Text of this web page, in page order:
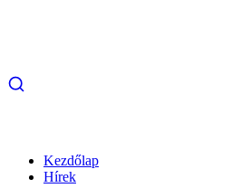
Kezdőlap
Hírek